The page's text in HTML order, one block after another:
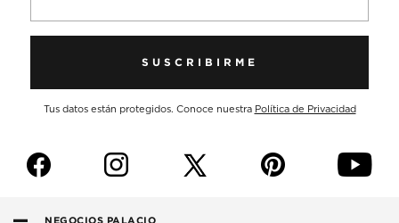
SUSCRIBIRME
Tus datos están protegidos. Conoce nuestra Política de Privacidad
f i p y
NEGOCIOS PALACIO